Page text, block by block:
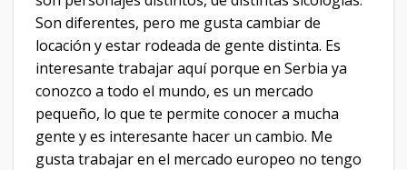
Son diferentes, pero me gusta cambiar de
locación y estar rodeada de gente distinta. Es
interesante trabajar aquí porque en Serbia ya
conozco a todo el mundo, es un mercado
pequeño, lo que te permite conocer a mucha
gente y es interesante hacer un cambio. Me
gusta trabajar en el mercado europeo no tengo